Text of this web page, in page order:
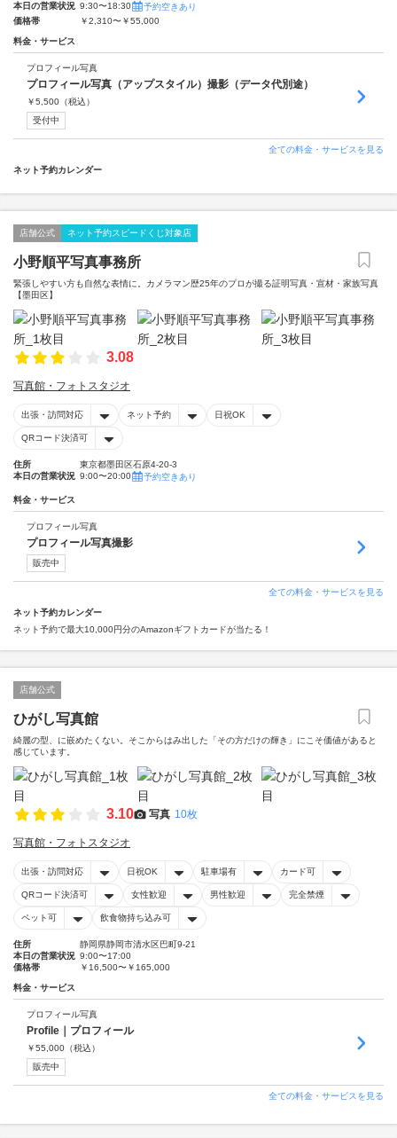
本日の営業状況 9:30〜18:30
予約空きあり
価格帯
￥2,310〜￥55,000
料金・サービス
プロフィール写真
プロフィール写真（アップスタイル）撮影（データ代別途）
￥5,500 （税込）
受付中
全ての料金・サービスを見る
ネット予約カレンダー
店舗公式 ネット予約スピードくじ対象店
小野順平写真事務所
緊張しやすい方も自然な表情に。カメラマン歴25年のプロが撮る証明写真・宣材・家族写真
【墨田区】
3.08
写真館・フォトスタジオ
出張・訪問対応 ネット予約 日祝OK
QRコード決済可
住所
東京都墨田区石原4-20-3
本日の営業状況 9:00〜20:00 予約空きあり
料金・サービス
プロフィール写真
プロフィール写真撮影
販売中
全ての料金・サービスを見る
ネット予約カレンダー
ネット予約で最大10,000円分のAmazonギフトカードが当たる！
店舗公式
ひがし写真館
綺麗の型、に嵌めたくない。そこからはみ出した「その方だけの輝き」にこそ価値があると
感じています。
3.10 写真 10枚
写真館・フォトスタジオ
出張・訪問対応 日祝OK 駐車場有 カード可
QRコード決済可 女性歓迎 男性歓迎 完全禁煙
ペット可 飲食物持ち込み可
住所
静岡県静岡市清水区巴町9-21
本日の営業状況 9:00〜17:00
価格帯
￥16,500〜￥165,000
料金・サービス
プロフィール写真
Profile｜プロフィール
￥55,000 （税込）
販売中
全ての料金・サービスを見る